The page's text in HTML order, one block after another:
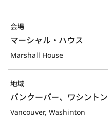
会場
マーシャル・ハウス
Marshall House
地域
バンクーバー、ワシントン
Vancouver, Washinton